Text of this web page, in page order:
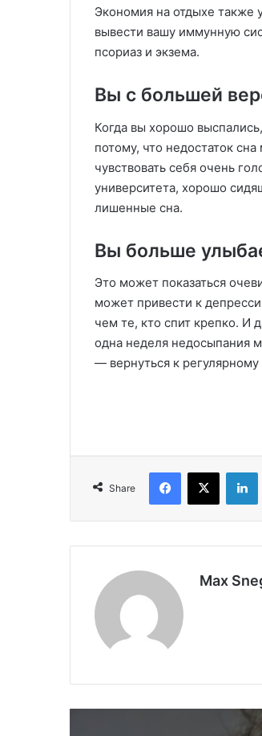
Экономия на отдыхе также
вывести вашу иммунную
псориаз и экзема.
Вы с большей
Когда вы хорошо
потому, что недостаток
чувствовать себя очень
университета, хорошо
лишенные сна.
Вы больше
Это может показаться
может привести к
чем те, кто спит крепко. И
одна неделя недосыпания
— вернуться к
Share
Max